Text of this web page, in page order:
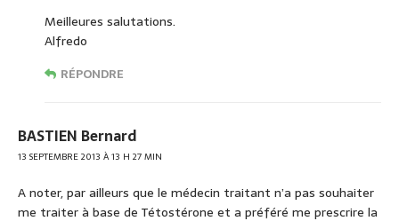
Meilleures salutations.
Alfredo
RÉPONDRE
BASTIEN Bernard
13 SEPTEMBRE 2013 À 13 H 27 MIN
A noter, par ailleurs que le médecin traitant n’a pas souhaiter
me traiter à base de Tétostérone et a préféré me prescrire la